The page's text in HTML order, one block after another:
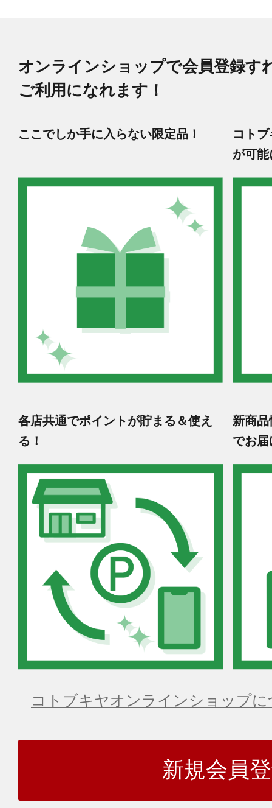
オンラインショップで会員登録す
ご利用になれます！
ここでしか手に入らない限定品！
コト
が可能
各店共通でポイントが貯まる＆使え
る！
新商
でお届
コトブキヤオンラインショップ